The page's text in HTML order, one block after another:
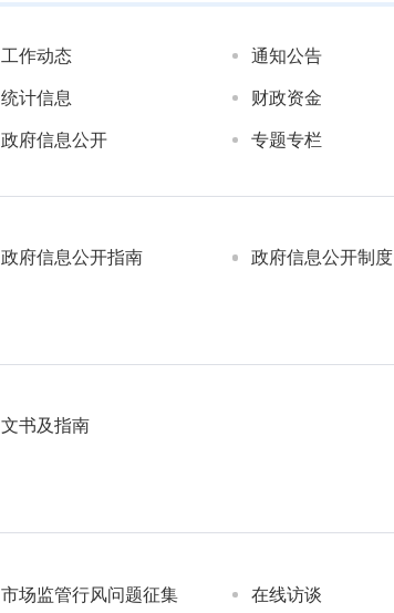
工作动态 通知公告
统计信息 财政资金
政府信息公开 专题专栏
政府信息公开指南 政府信息公开制度
文书及指南
市场监管行风问题征集 在线访谈